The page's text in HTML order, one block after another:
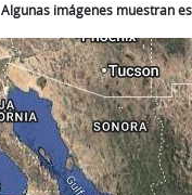
Algunas imágenes muestran